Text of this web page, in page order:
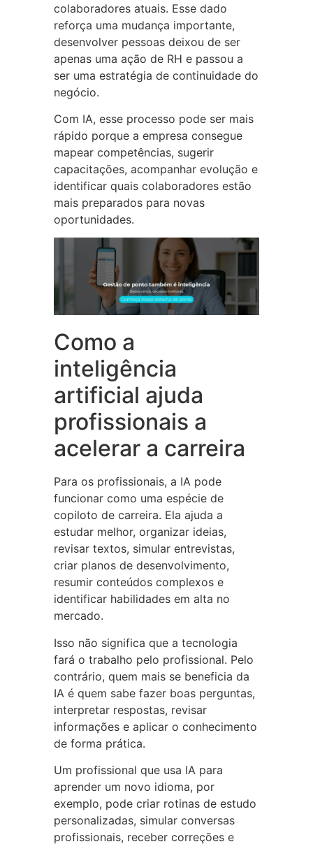
colaboradores atuais. Esse dado
reforça uma mudança importante,
desenvolver pessoas deixou de ser
apenas uma ação de RH e passou a
ser uma estratégia de continuidade do
negócio.
Com IA, esse processo pode ser mais
rápido porque a empresa consegue
mapear competências, sugerir
capacitações, acompanhar evolução e
identificar quais colaboradores estão
mais preparados para novas
oportunidades.
Como a
inteligência
artificial ajuda
profissionais a
acelerar a carreira
Para os profissionais, a IA pode
funcionar como uma espécie de
copiloto de carreira. Ela ajuda a
estudar melhor, organizar ideias,
revisar textos, simular entrevistas,
criar planos de desenvolvimento,
resumir conteúdos complexos e
identificar habilidades em alta no
mercado.
Isso não significa que a tecnologia
fará o trabalho pelo profissional. Pelo
contrário, quem mais se beneficia da
IA é quem sabe fazer boas perguntas,
interpretar respostas, revisar
informações e aplicar o conhecimento
de forma prática.
Um profissional que usa IA para
aprender um novo idioma, por
exemplo, pode criar rotinas de estudo
personalizadas, simular conversas
profissionais, receber correções e